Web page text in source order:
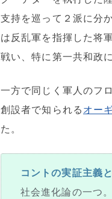
支持を巡って２派に分
は反乱軍を指揮した将
戦い、特に第一共和政
一方で同じく軍人のフ
創設者で知られる オー
た。
コントの実証主義
社会進化論の一つ